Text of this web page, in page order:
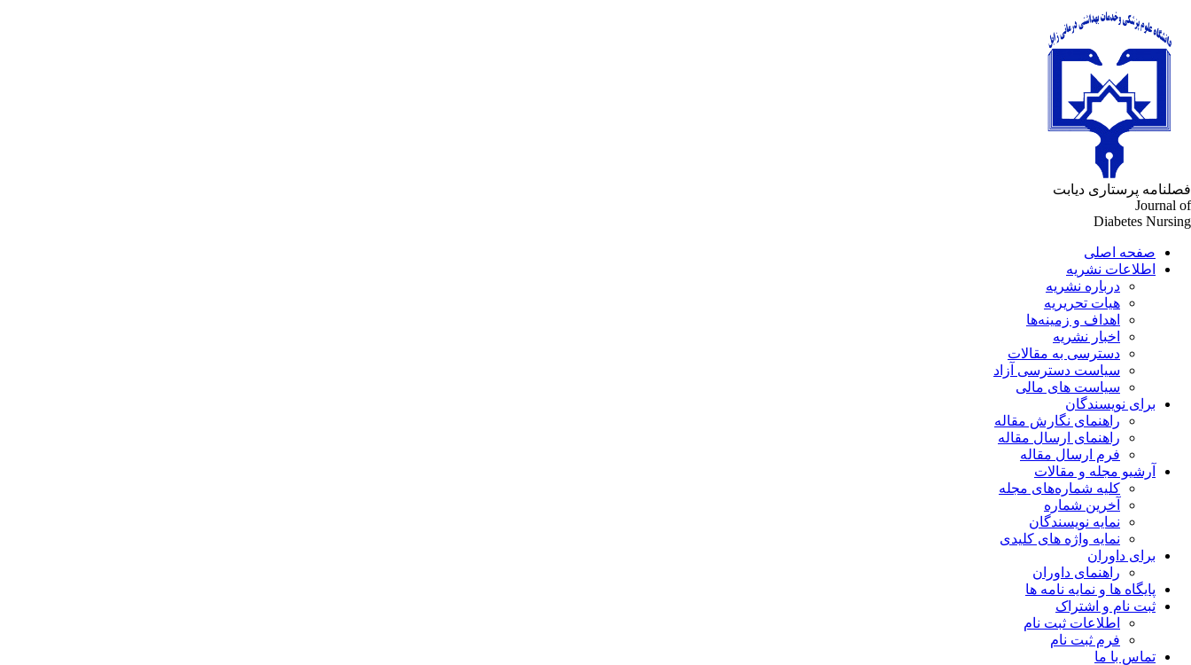
فصلنامه پرستاری دیابت
Journal of
Diabetes Nursing
صفحه اصلی
اطلاعات نشریه
درباره نشریه
هیات تحریریه
اهداف و زمینه‌ها
اخبار نشریه
دسترسی به مقالات
سیاست دسترسی آزاد
سیاست های مالی
برای نویسندگان
راهنمای نگارش مقاله
راهنمای ارسال مقاله
فرم ارسال مقاله
آرشیو مجله و مقالات
کلیه شماره‌های مجله
آخرین شماره
نمایه نویسندگان
نمایه واژه های کلیدی
برای داوران
راهنمای داوران
پایگاه ها و نمایه نامه ها
ثبت نام و اشتراک
اطلاعات ثبت نام
فرم ثبت نام
تماس با ما